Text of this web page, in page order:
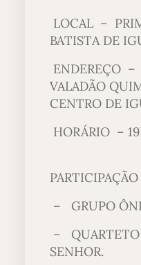
LOCAL –
BATISTA DE
ENDEREÇO –
VALADÃO
CENTRO DE
HORÁRIO –
– GRUPO
– QUARTETO
SENHOR.